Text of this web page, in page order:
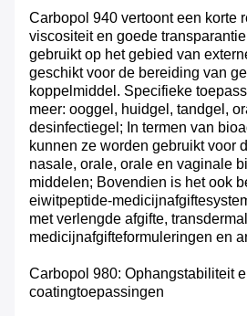
Carbopol 940 vertoont een korte
viscositeit en goede
gebruikt op het gebied van
geschikt voor de bereiding van
koppelmiddel. Specifieke
meer: ​​ooggel, huidgel, tandgel,
desinfectiegel; In termen van
kunnen ze worden gebruikt voor
nasale, orale, orale en vaginale
middelen; Bovendien is het ook
eiwitpeptide-
met verlengde afgifte,
medicijnafgifteformuleringen en
Carbopol 980: Ophangstabiliteit
coatingtoepassingen